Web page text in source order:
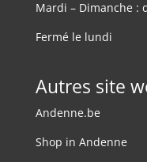
Mardi – Dimanche :
Fermé le lundi
Autres site
Andenne.be
Shop in Andenne